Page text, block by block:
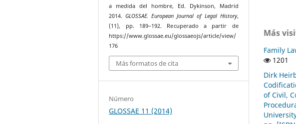
a medida del hombre, Ed. Dykinson, Madrid
2014.GLOSSAE. European Journal of Legal History,
(11), pp. 189–192. Recuperado a partir de
https://www.glossae.eu/glossaeojs/article/view/
176
Más formatos de cita
Número
GLOSSAE 11 (2014)
Más
Family
1201
Dirk
of Civil,